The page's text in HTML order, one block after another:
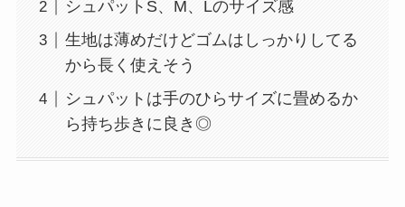
シュパットS、M、Lのサイズ感
生地は薄めだけどゴムはしっかりしてる
から長く使えそう
シュパットは手のひらサイズに畳めるか
ら持ち歩きに良き◎